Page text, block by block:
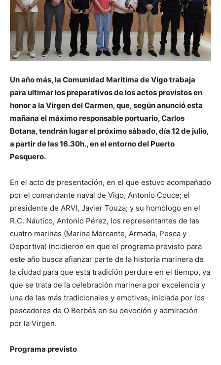
Un año más, la Comunidad Marítima de Vigo trabaja
para ultimar los preparativos de los actos previstos en
honor a la Virgen del Carmen, que, según anunció esta
mañana el máximo responsable portuario, Carlos
Botana, tendrán lugar el próximo sábado, día 12 de julio,
a partir de las 16.30h., en el entorno del Puerto
Pesquero.
En el acto de presentación, en el que estuvo acompañado
por el comandante naval de Vigo, Antonio Couce; el
presidente de ARVI, Javier Touza; y su homólogo en el
R.C. Náutico, Antonio Pérez, los representantes de las
cuatro marinas (Marina Mercante, Armada, Pesca y
Deportiva) incidieron en que el programa previsto para
este año busca afianzar parte de la historia marinera de
la ciudad para que esta tradición perdure en el tiempo, ya
que se trata de la celebración marinera por excelencia y
una de las más tradicionales y emotivas, iniciada por los
pescadores de O Berbés en su devoción y admiración
por la Virgen.
Programa previsto